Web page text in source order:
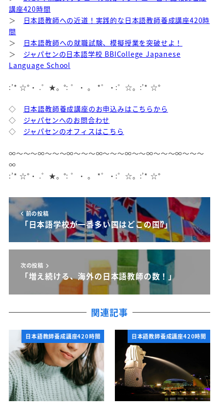
講座420時間
＞
日本語教師への近道！実践的な日本語教師養成講座420時
間
＞
日本語教師への就職試験、模擬授業を突破せよ！
＞ ジャパセンの日本語学校 BBICollege Japanese
Language School
:’* ☆°・ .゜★。°: ゜・ 。 *゜・:゜☆。:’* ☆°
◇
日本語教師養成講座のお申込みはこちらから
◇ ジャパセンへのお問合わせ
◇ ジャパセンのオフィスはこちら
∞～～～∞～～～∞～～～∞～～～∞～～∞～～～∞～～～
∞
:’* ☆°・ .゜★。°: ゜・ 。 *゜・:゜☆。:’* ☆°
前の投稿
「日本語学校が一番多い国はどこの国⁉」
次の投稿
「増え続ける、海外の日本語教師の数！」
関連記事
日本語教師養成講座420時間 日本語教師養成講座420時間